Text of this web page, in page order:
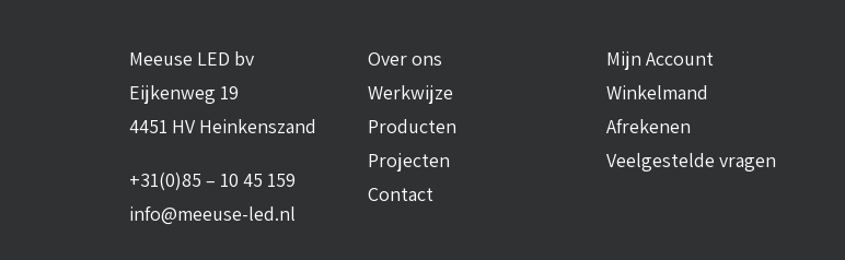
Meeuse LED bv
Eijkenweg 19
4451 HV Heinkenszand
+31(0)85 – 10 45 159
info@meeuse-led.nl
Over ons
Werkwijze
Producten
Projecten
Contact
Mijn Account
Winkelmand
Afrekenen
Veelgestelde vragen